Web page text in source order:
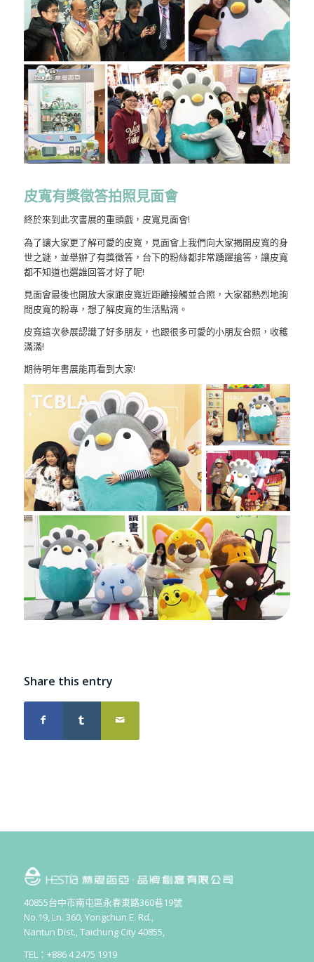
皮寬有獎徵答拍照見面會
終於來到此次書展的重頭戲，皮寬見面會!
為了讓大家更了解可愛的皮寬，見面會上我們向大家揭開皮寬的身
世之謎，並舉辦了有獎徵答，台下的粉絲都非常踴躍搶答，讓皮寬
都不知道也選誰回答才好了呢!
見面會最後也開放大家跟皮寬近距離接觸並合照，大家都熱烈地詢
問皮寬的粉專，想了解皮寬的生活點滴。
皮寬這次參展認識了好多朋友，也跟很多可愛的小朋友合照，收穫
滿滿!
期待明年書展能再看到大家!
Share this entry
40855台中市南屯區永春東路360巷19號
No.19, Ln. 360, Yongchun E. Rd.,
Nantun Dist., Taichung City 40855,
TEL：+886 4 2475 1919